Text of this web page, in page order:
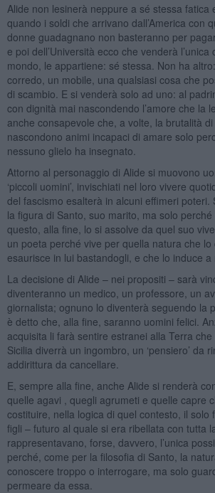
Alide non lesinerà neppure a sé stessa fatica
quando i soldi che arrivano dall’America con
donne guadagnano non basteranno per
e poi dell’Università ecco che venderà
mondo, le appartiene: sé stessa. Non ha
corredo, un mobile, una qualsiasi cosa che
di scambio. E si venderà solo ad uno: al
con dignità mai nascondendo l’amore che la
anche consapevole che, a volte, la brutalità di
nascondono animi incapaci di amare solo
nessuno glielo ha insegnato.
Attorno al personaggio di Alide si muovono
‘piccoli uomini’, invischiati nel loro vivere
del fascismo esalterà in alcuni effimeri poteri.
la figura di Santo, suo marito, ma solo
questo, alla fine, lo si assolve da quel suo
un poeta perché vive per quella natura che lo
esaurisce in lui bastandogli, e che lo induce a
La decisione di Alide – nei propositi – sarà
diventeranno un medico, un professore, un
giornalista; ognuno lo diventerà seguendo la
è detto che, alla fine, saranno uomini felici.
acquisita li farà sentire estranei alla Terra
Sicilia diverrà un ingombro, un ‘pensiero’ da
addirittura da cancellare.
E, sempre alla fine, anche Alide si renderà
quelle agavi , quegli agrumeti e quelle capre
costituire, nella logica di quel contesto, il solo
figli – futuro al quale si era ribellata con tutta
rappresentavano, forse, davvero, l’unica
perché, come per la filosofia di Santo, la
conoscere troppo o interrogare, ma solo
permeare da essa.